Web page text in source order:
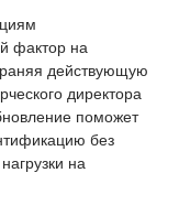
фактор на
действующую
директора
поможет
без
на